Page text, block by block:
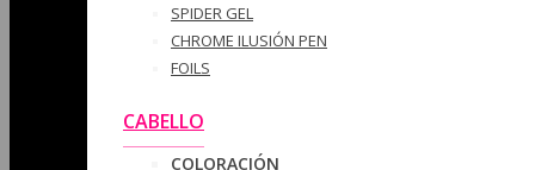
SPIDER GEL
CHROME ILUSIÓN PEN
FOILS
CABELLO
COLORACIÓN